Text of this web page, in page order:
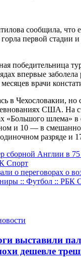
сообщила, что
первой стадии
победительница
впервые
врачи
в Чехословакии, но
США. На
«Большого шлема»
и 10 — в
одиночном разряде и
сборной Англии в 75
Спорт
о переговорах о
:: Футбол :: РБК
выставили
дешевле